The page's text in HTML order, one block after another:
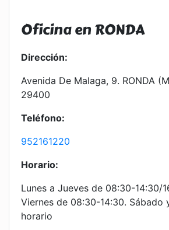
Oficina en RONDA
Dirección:
Avenida De Malaga, 9. RONDA
29400
Teléfono:
952161220
Horario:
Lunes a Jueves de 08:30-14:30/
Viernes de 08:30-14:30. Sábado
horario